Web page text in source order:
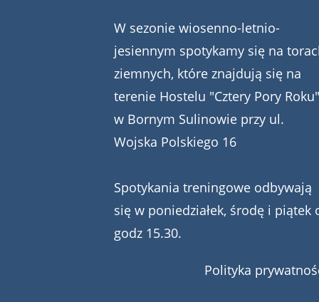
W sezonie wiosenno-letnio-
jesiennym spotykamy się na
ziemnych, które znajdują się na
terenie Hostelu "Cztery Pory Roku"
w Bornym Sulinowie przy ul.
Wojska Polskiego 16
Spotykania treningowe odbywają
się w poniedziałek, środę i piątek
godz 15.30.
Polityka